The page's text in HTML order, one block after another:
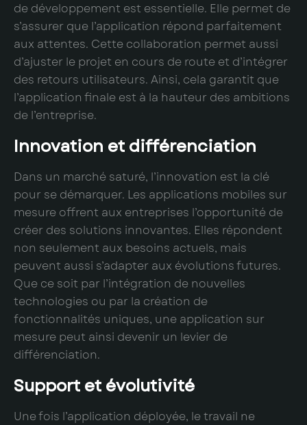
de développement est essentielle. Elle permet de
s’assurer que l’application répond parfaitement
aux attentes. Cette collaboration permet aussi
d’ajuster le projet en cours de route et d’intégrer
des retours utilisateurs. Ainsi, cela garantit que
l’application finale est à la hauteur des ambitions
de l’entreprise.
Innovation et différenciation
Dans un marché saturé, l’innovation est la clé
pour se démarquer. Les applications mobiles sur
mesure offrent aux entreprises l’opportunité de
créer des solutions innovantes. Elles répondent
non seulement aux besoins actuels, mais
peuvent aussi s’adapter aux évolutions futures.
Que ce soit par l’intégration de nouvelles
technologies ou par la création de
fonctionnalités uniques, une application sur
mesure peut ainsi devenir un levier de
différenciation.
Support et évolutivité
Une fois l’application déployée, le travail ne